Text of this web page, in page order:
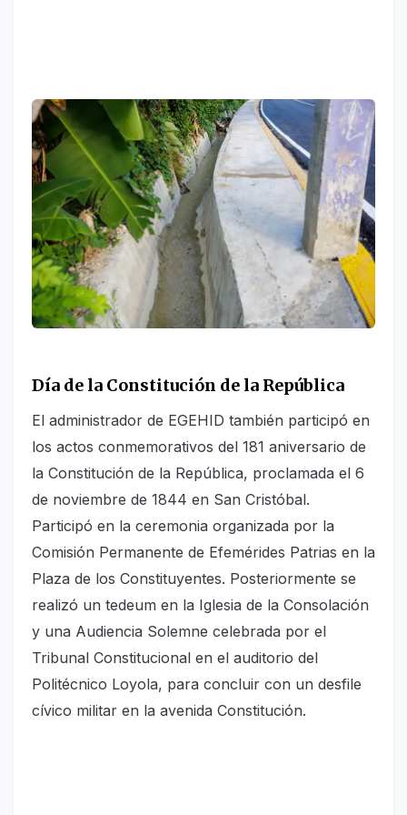
Día de la Constitución de la República
El administrador de EGEHID también participó en
los actos conmemorativos del 181 aniversario de
la Constitución de la República, proclamada el 6
de noviembre de 1844 en San Cristóbal.
Participó en la ceremonia organizada por la
Comisión Permanente de Efemérides Patrias en la
Plaza de los Constituyentes. Posteriormente se
realizó un tedeum en la Iglesia de la Consolación
y una Audiencia Solemne celebrada por el
Tribunal Constitucional en el auditorio del
Politécnico Loyola, para concluir con un desfile
cívico militar en la avenida Constitución.